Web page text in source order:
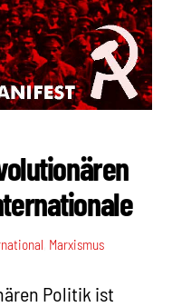
Marxismus
Politik ist